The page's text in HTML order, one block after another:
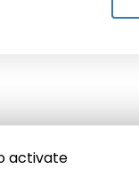
activate